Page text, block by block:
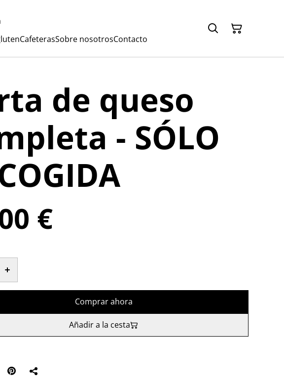
CafeterasSobre nosotrosContacto
de queso
- SÓLO
€
Comprar ahora
Añadir a la cesta